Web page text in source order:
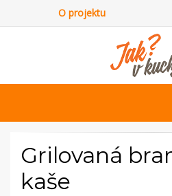
O projektu
Grilovaná
kaše